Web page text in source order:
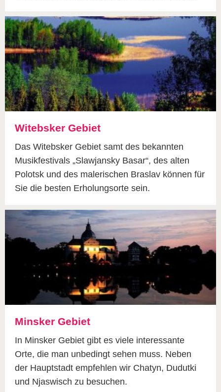
Witebsker Gebiet
Das Witebsker Gebiet samt des bekannten
Musikfestivals „Slawjansky Basar“, des alten
Polotsk und des malerischen Braslav können für
Sie die besten Erholungsorte sein.
Minsker Gebiet
In Minsker Gebiet gibt es viele interessante
Orte, die man unbedingt sehen muss. Neben
der Hauptstadt empfehlen wir Chatyn, Dudutki
und Njaswisch zu besuchen.